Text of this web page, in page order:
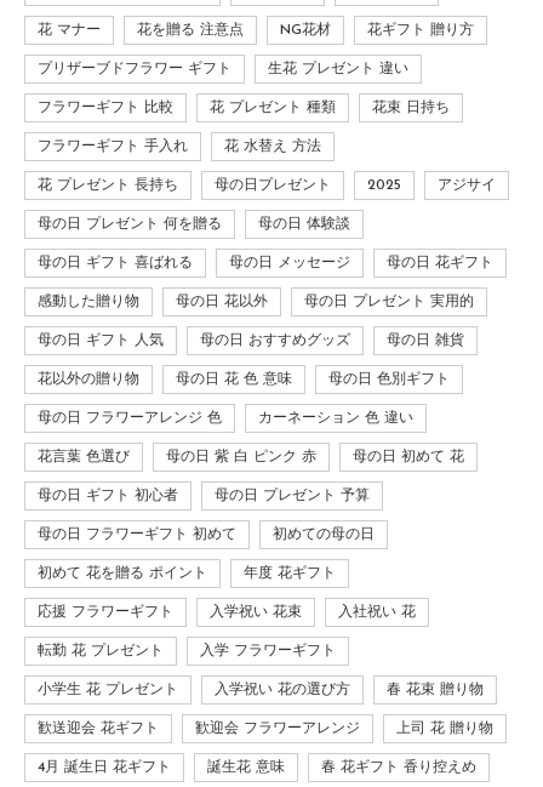
花 マナー 花を贈る 注意点 NG花材 花ギフト 贈り方
プリザーブドフラワー ギフト 生花 プレゼント 違い
フラワーギフト 比較 花 プレゼント 種類 花束 日持ち
フラワーギフト 手入れ 花 水替え 方法
花 プレゼント 長持ち 母の日プレゼント 2025 アジサイ
母の日 プレゼント 何を贈る 母の日 体験談
母の日 ギフト 喜ばれる 母の日 メッセージ 母の日 花ギフト
感動した贈り物 母の日 花以外 母の日 プレゼント 実用的
母の日 ギフト 人気 母の日 おすすめグッズ 母の日 雑貨
花以外の贈り物 母の日 花 色 意味 母の日 色別ギフト
母の日 フラワーアレンジ 色 カーネーション 色 違い
花言葉 色選び 母の日 紫 白 ピンク 赤 母の日 初めて 花
母の日 ギフト 初心者 母の日 プレゼント 予算
母の日 フラワーギフト 初めて 初めての母の日
初めて 花を贈る ポイント 年度 花ギフト
応援 フラワーギフト 入学祝い 花束 入社祝い 花
転勤 花 プレゼント 入学 フラワーギフト
小学生 花 プレゼント 入学祝い 花の選び方 春 花束 贈り物
歓送迎会 花ギフト 歓迎会 フラワーアレンジ 上司 花 贈り物
4月 誕生日 花ギフト 誕生花 意味 春 花ギフト 香り控えめ